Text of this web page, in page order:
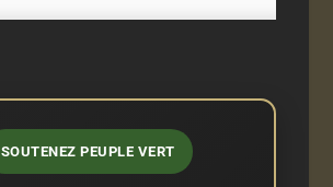
SOUTENEZ PEUPLE VERT